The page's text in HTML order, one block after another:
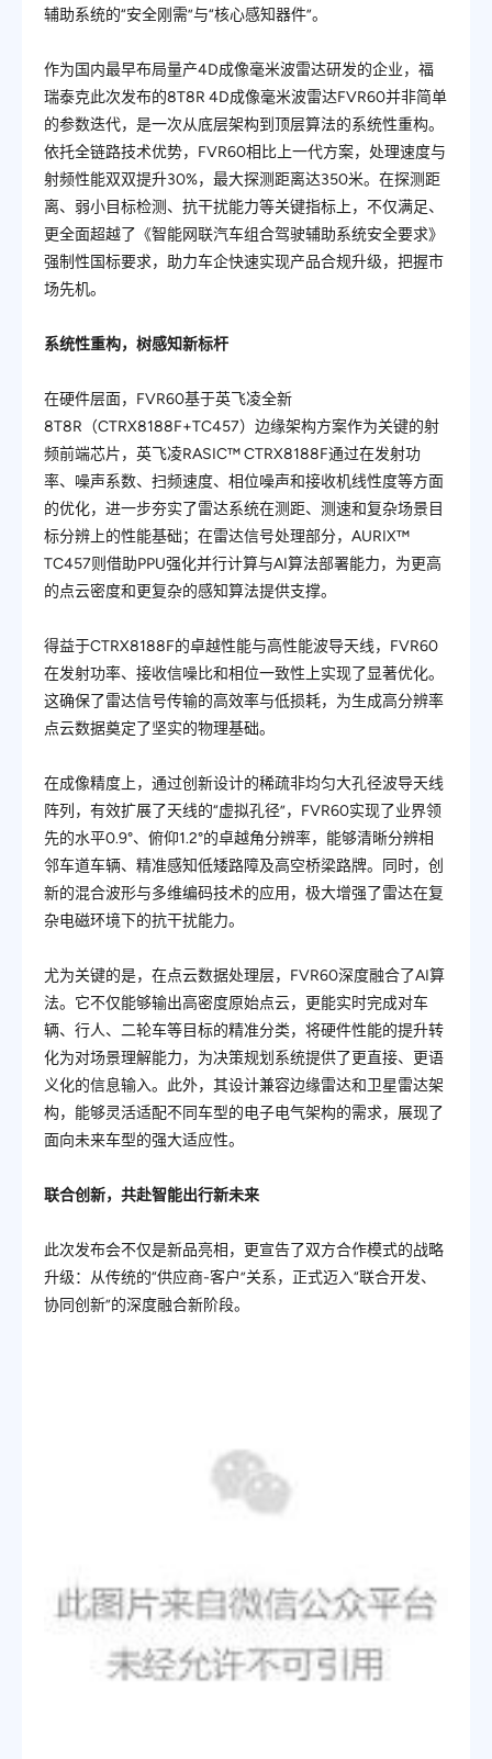
辅助系统的“安全刚需”与“核⼼感知器件”。
作为国内最早布局量产4D成像毫米波雷达研发的企业，福
瑞泰克此次发布的8T8R 4D成像毫米波雷达FVR60并非简单
的参数迭代，是一次从底层架构到顶层算法的系统性重构。
依托全链路技术优势，FVR60相比上一代方案，处理速度与
射频性能双双提升30%， 最大探测距离达350米。在探测距
离、弱⼩⽬标检测、抗⼲扰能⼒等关键指标上，不仅满足、
更全面超越了《智能网联汽车组合驾驶辅助系统安全要求》
强制性国标要求，助⼒⻋企快速实现产品合规升级，把握市
场先机。
系统性重构，树感知新标杆
在硬件层面，FVR60基于英飞凌全新
8T8R（CTRX8188F+TC457）边缘架构方案作为关键的射
频前端芯片，英飞凌RASIC™CTRX8188F通过在发射功
率、噪声系数、扫频速度、相位噪声和接收机线性度等方面
的优化，进一步夯实了雷达系统在测距、测速和复杂场景目
标分辨上的性能基础；在雷达信号处理部分，AURIX™
TC457则借助PPU强化并行计算与AI算法部署能力，为更高
的点云密度和更复杂的感知算法提供支撑。
得益于CTRX8188F的卓越性能与高性能波导天线，FVR60
在发射功率、接收信噪比和相位一致性上实现了显著优化。
这确保了雷达信号传输的高效率与低损耗，为生成高分辨率
点云数据奠定了坚实的物理基础。
在成像精度上，通过创新设计的稀疏非均匀大孔径波导天线
阵列，有效扩展了天线的“虚拟孔径”，FVR60实现了业界领
先的水平0.9°、俯仰1.2°的卓越角分辨率，能够清晰分辨相
邻车道车辆、精准感知低矮路障及高空桥梁路牌。同时，创
新的混合波形与多维编码技术的应用，极大增强了雷达在复
杂电磁环境下的抗干扰能力。
尤为关键的是，在点云数据处理层，FVR60深度融合了AI算
法。它不仅能够输出高密度原始点云，更能实时完成对车
辆、行人、二轮车等目标的精准分类，将硬件性能的提升转
化为对场景理解能力，为决策规划系统提供了更直接、更语
义化的信息输入。此外，其设计兼容边缘雷达和卫星雷达架
构，能够灵活适配不同车型的电子电气架构的需求，展现了
面向未来车型的强大适应性。
联合创新，共赴智能出行新未来
此次发布会不仅是新品亮相，更宣告了双方合作模式的战略
升级：从传统的“供应商-客户”关系，正式迈入“联合开发、
协同创新”的深度融合新阶段。